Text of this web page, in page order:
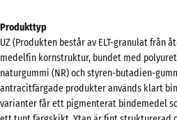
Visa
färgpalett
Tegelröd(active)
för
frakt
540
x
540
Produkttyp
UZ (Produkten består av ELT-granulat från
medelfin kornstruktur, bundet med
naturgummi (NR) och styren-butadien-
antracitfärgade produkter används klart
varianter får ett pigmenterat bindemedel